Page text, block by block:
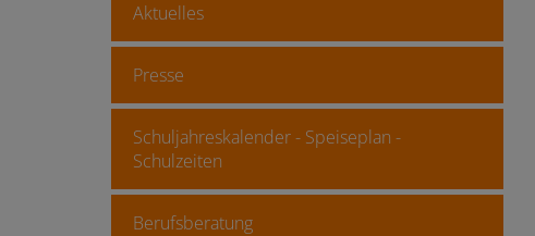
Aktuelles
Presse
Schuljahreskalender - Speiseplan -
Schulzeiten
Berufsberatung